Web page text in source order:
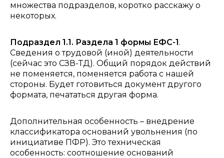
множества подразделов, коротко расскажу о
некоторых.
Подраздел 1.1. Раздела 1 формы ЕФС-1.
Сведения о трудовой (иной) деятельности
(сейчас это СЗВ-ТД). Общий порядок действий
не поменяется, поменяется работа с нашей
стороны. Будет готовиться документ другого
формата, печататься другая форма.
Дополнительная особенность – внедрение
классификатора оснований увольнения (по
инициативе ПФР). Это техническая
особенность: соотношение оснований